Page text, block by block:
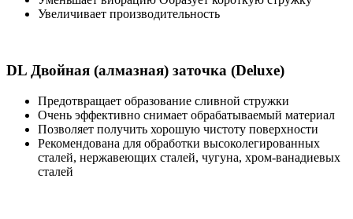
Увеличивает производительность
DL Двойная (алмазная) заточка (Deluxe)
Предотвращает образование сливной стружки
Очень эффективно снимает обрабатываемый материал
Позволяет получить хорошую чистоту поверхности
Рекомендована для обработки высоколегированных
сталей, нержавеющих сталей, чугуна, хром-ванадиевых
сталей